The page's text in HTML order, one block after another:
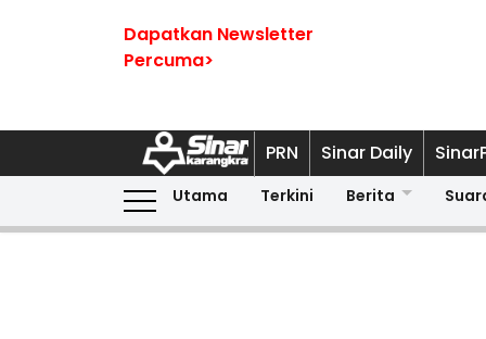
Dapatkan Newsletter
Percuma>
PRN Sinar Daily
Utama Terkini Berita